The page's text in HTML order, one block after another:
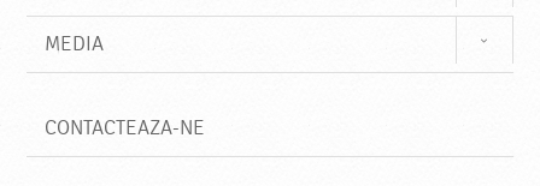
MEDIA
CONTACTEAZA-NE